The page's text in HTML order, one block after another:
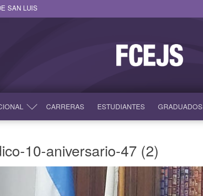
SAN LUIS
CARRERAS ESTUDIANTES GRADUADOS
10-aniversario-47 (2)